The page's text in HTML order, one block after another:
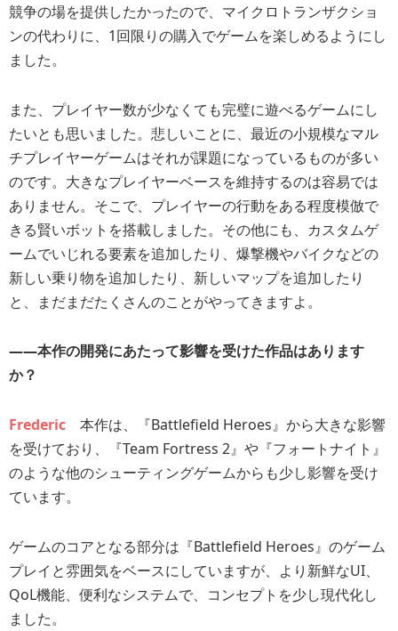
競争の場を提供したかったので、マイクロトランザクショ
ンの代わりに、1回限りの購入でゲームを楽しめるようにし
ました。
また、プレイヤー数が少なくても完璧に遊べるゲームにし
たいとも思いました。悲しいことに、最近の小規模なマル
チプレイヤーゲームはそれが課題になっているものが多い
のです。大きなプレイヤーベースを維持するのは容易では
ありません。そこで、プレイヤーの行動をある程度模倣で
きる賢いボットを搭載しました。その他にも、カスタムゲ
ームでいじれる要素を追加したり、爆撃機やバイクなどの
新しい乗り物を追加したり、新しいマップを追加したり
と、まだまだたくさんのことがやってきますよ。
――本作の開発にあたって影響を受けた作品はあります
か？
Frederic 本作は、『Battlefield Heroes』から大きな影響
を受けており、『Team Fortress 2』や『フォートナイト』
のような他のシューティングゲームからも少し影響を受け
ています。
ゲームのコアとなる部分は『Battlefield Heroes』のゲーム
プレイと雰囲気をベースにしていますが、より新鮮なUI、
QoL機能、便利なシステムで、コンセプトを少し現代化し
ました。